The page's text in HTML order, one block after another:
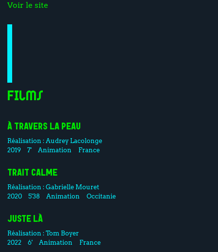
Voir le site
Films
À TRAVERS LA PEAU
Réalisation : Audrey Lacolonge
2019
7' Animation France
TRAIT CALME
Réalisation :Gabrielle Mouret
2020
5'38 Animation Occitanie
JUSTE LÀ
Réalisation :Tom Boyer
2022
6' Animation France